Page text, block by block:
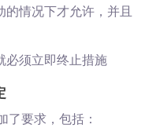
情况下才允许，并且
必须立即终止措施
了要求，包括：